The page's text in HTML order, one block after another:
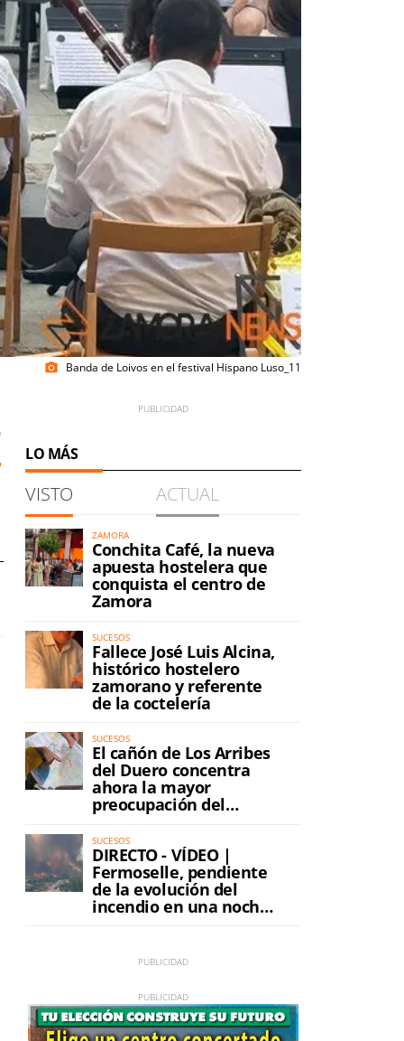
photo_camera Banda de Loivos en el festival Hispano Luso_11
LO MÁS
VISTO ACTUAL
ZAMORA
Conchita Café, la nueva
apuesta hostelera que
conquista el centro de
Zamora
SUCESOS
Fallece José Luis Alcina,
histórico hostelero
zamorano y referente
de la coctelería
SUCESOS
El cañón de Los Arribes
del Duero concentra
ahora la mayor
preocupación del
incendio
SUCESOS
DIRECTO - VÍDEO |
Fermoselle, pendiente
de la evolución del
incendio en una noche